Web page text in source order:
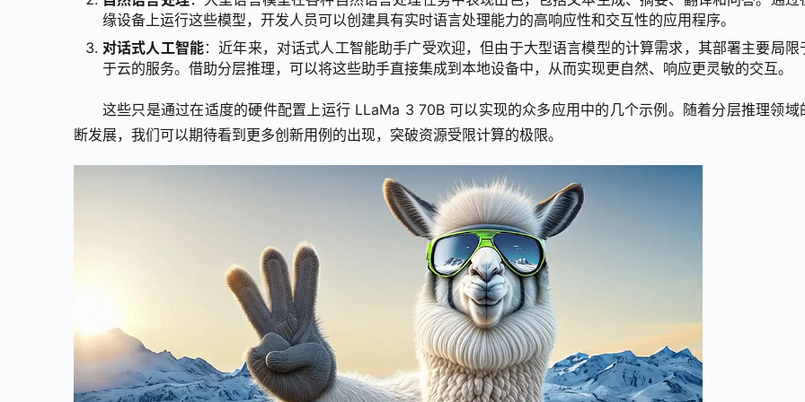
缘设备上运行这些模型，开发人员可以创建具有实时语言处理能力的高响应性和交互性的应用程序。
对话式人工智能：近年来，对话式人工智能助手广受欢迎，但由于大型语言模型的计算需求，其部署主要局限
于云的服务。借助分层推理，可以将这些助手直接集成到本地设备中，从而实现更自然、响应更灵敏的交互。
这些只是通过在适度的硬件配置上运行 LLaMa 3 70B 可以实现的众多应用中的几个示例。随着分层推理领域
断发展，我们可以期待看到更多创新用例的出现，突破资源受限计算的极限。